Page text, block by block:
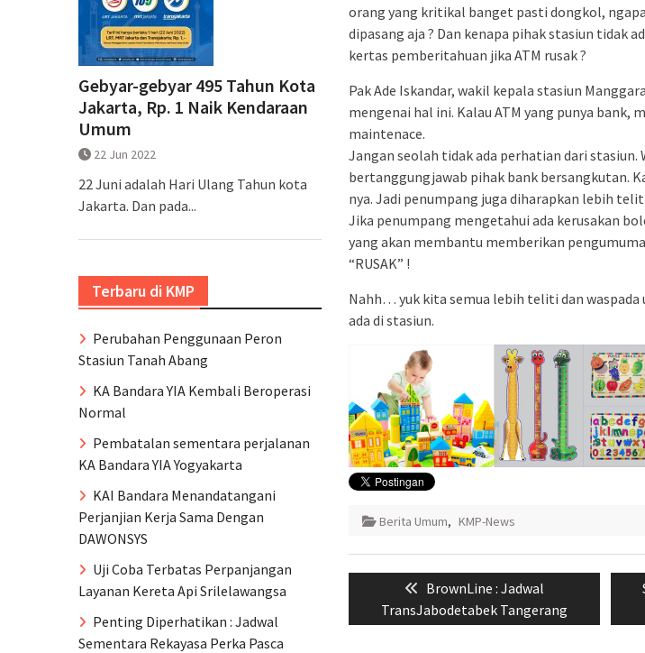
orang yang kritikal banget pasti dongkol,
dipasang aja ? Dan kenapa pihak stasiun tidak
kertas pemberitahuan jika ATM rusak ?
Pak Ade Iskandar, wakil kepala stasiun
mengenai hal ini. Kalau ATM yang punya bank,
maintenace.
Jangan seolah tidak ada perhatian dari stasiun.
bertanggungjawab pihak bank bersangkutan.
nya. Jadi penumpang juga diharapkan lebih
Jika penumpang mengetahui ada kerusakan
yang akan membantu memberikan
“RUSAK” !
Nahh… yuk kita semua lebih teliti dan
ada di stasiun.
Berita Umum, KMP-News
Navigasi
Previous
post:
BrownLine : Jadwal
TransJabodetabek Tangerang
Gebyar-gebyar 495 Tahun Kota
Jakarta, Rp. 1 Naik Kendaraan
Umum
22 Jun 2022
22 Juni adalah Hari Ulang Tahun kota
Jakarta. Dan pada...
Terbaru di KMP
Perubahan Penggunaan Peron
Stasiun Tanah Abang
KA Bandara YIA Kembali Beroperasi
Normal
Pembatalan sementara perjalanan
KA Bandara YIA Yogyakarta
KAI Bandara Menandatangani
Perjanjian Kerja Sama Dengan
DAWONSYS
Uji Coba Terbatas Perpanjangan
Layanan Kereta Api Srilelawangsa
Penting Diperhatikan : Jadwal
Sementara Rekayasa Perka Pasca